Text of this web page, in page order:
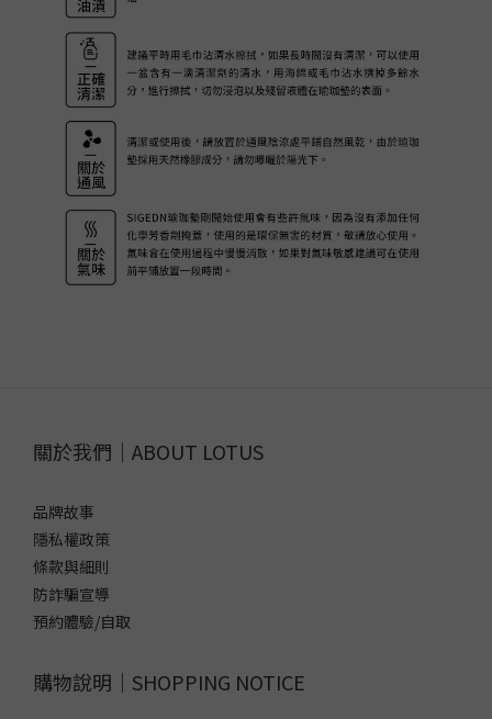
關於我們｜ABOUT LOTUS
品牌故事
隱私權政策
條款與細則
防詐騙宣導
預約體驗/自取
購物說明｜SHOPPING NOTICE